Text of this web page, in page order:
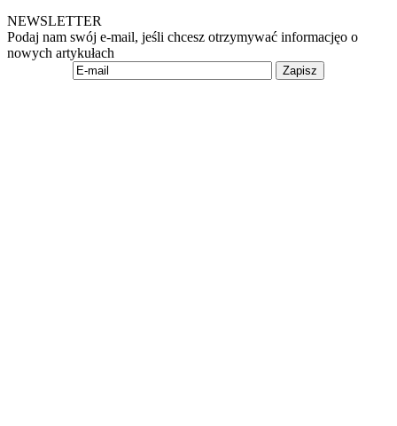
NEWSLETTER
Podaj nam swój e-mail, jeśli chcesz otrzymywać informacjęo o
nowych artykułach
Zapisz